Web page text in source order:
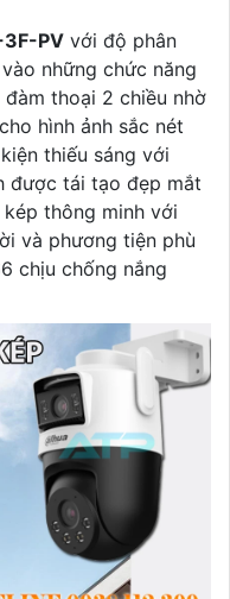
PV với độ phân
những chức năng
thoại 2 chiều nhờ
hình ảnh sắc nét
thiếu sáng với
được tái tạo đẹp mắt
thông minh với
và phương tiện phù
chịu chống nắng